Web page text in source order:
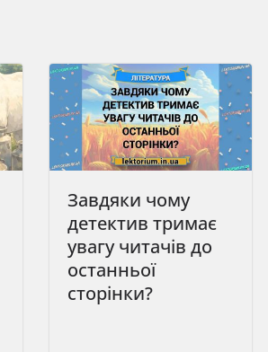
Завдяки чому
детектив тримає
увагу читачів до
останньої
сторінки?